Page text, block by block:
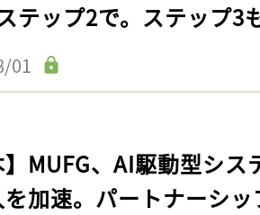
テップ2で。ステップ3
01
】MUFG、AI駆動型シ
を加速。パートナーシ